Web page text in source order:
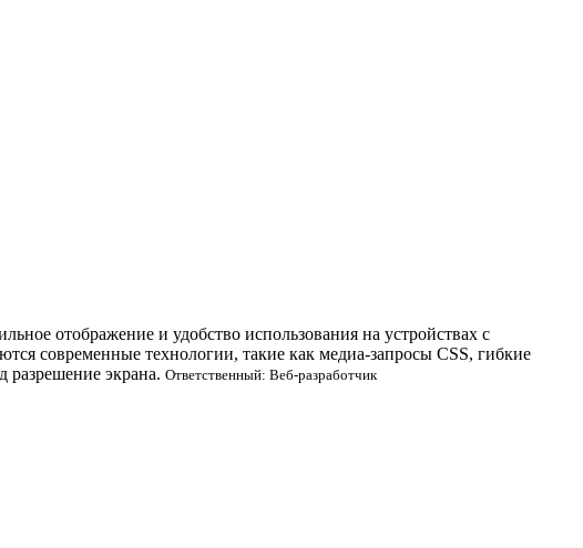
отображение и удобство использования на устройствах с
современные технологии, такие как медиа-запросы CSS, гибкие
разрешение экрана. Ответственный: Веб-разработчик